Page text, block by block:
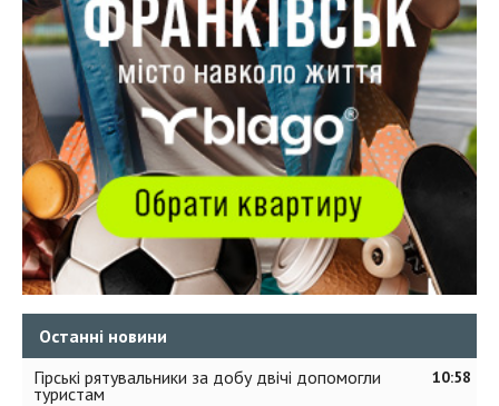
Останні новини
10:58
Гірські рятувальники за добу двічі допомогли
туристам